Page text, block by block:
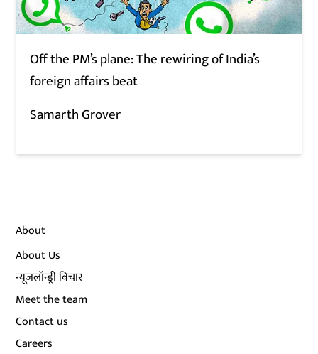
Off the PM’s plane: The rewiring of India’s
foreign affairs beat
Samarth Grover
About
About Us
न्यूज़लॉन्ड्री विचार
Meet the team
Contact us
Careers